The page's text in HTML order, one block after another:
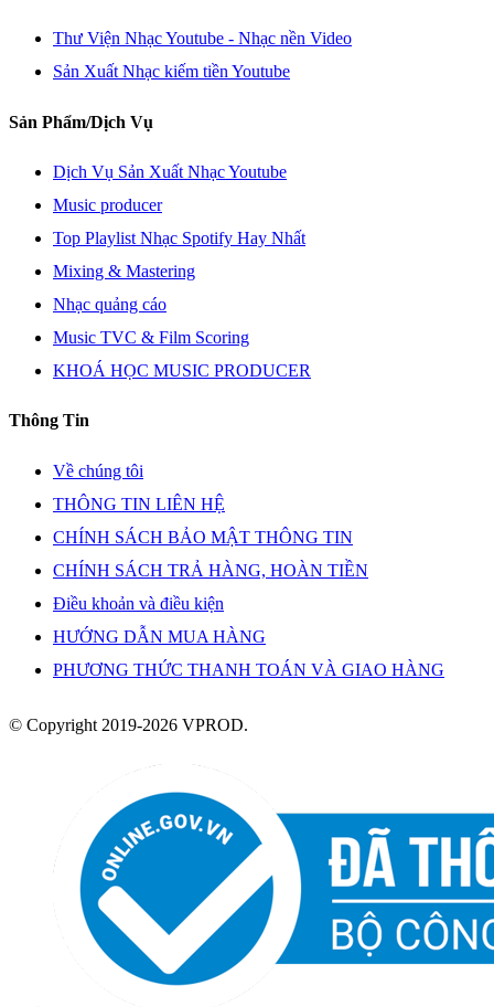
Thư Viện Nhạc Youtube - Nhạc nền Video
Sản Xuất Nhạc kiếm tiền Youtube
Sản Phẩm/Dịch Vụ
Dịch Vụ Sản Xuất Nhạc Youtube
Music producer
Top Playlist Nhạc Spotify Hay Nhất
Mixing & Mastering
Nhạc quảng cáo
Music TVC & Film Scoring
KHOÁ HỌC MUSIC PRODUCER
Thông Tin
Về chúng tôi
THÔNG TIN LIÊN HỆ
CHÍNH SÁCH BẢO MẬT THÔNG TIN
CHÍNH SÁCH TRẢ HÀNG, HOÀN TIỀN
Điều khoản và điều kiện
HƯỚNG DẪN MUA HÀNG
PHƯƠNG THỨC THANH TOÁN VÀ GIAO HÀNG
© Copyright 2019-2026 VPROD.